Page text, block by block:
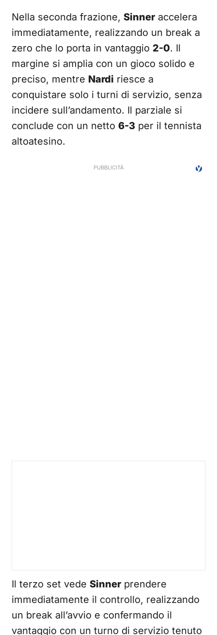
Nella seconda frazione, Sinner accelera
immediatamente, realizzando un break a
zero che lo porta in vantaggio 2-0. Il
margine si amplia con un gioco solido e
preciso, mentre Nardi riesce a
conquistare solo i turni di servizio, senza
incidere sull’andamento. Il parziale si
conclude con un netto 6-3 per il tennista
altoatesino.
Il terzo set vede Sinner prendere
immediatamente il controllo, realizzando
un break all’avvio e confermando il
vantaggio con un turno di servizio tenuto